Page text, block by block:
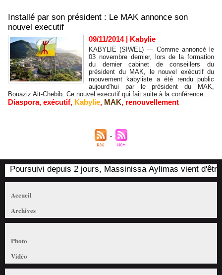
Installé par son président : Le MAK annonce son
nouvel executif
09/11/2014| Kabylie
KABYLIE (SIWEL) — Comme annoncé le
03 novembre dernier, lors de la formation
du dernier cabinet de conseillers du
président du MAK, le nouvel exécutif du
mouvement kabyliste a été rendu public
aujourd'hui par le président du MAK,
Bouaziz Ait-Chebib. Ce nouvel executif qui fait suite à la conférence...
Diaspora, exécutif, Kabylie, MAK, renouvellement
Poursuivi depuis 2 jours, Massinissa Aylimas vient
Accueil
Archives
Photo
Vidéo